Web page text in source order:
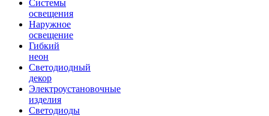
Системы
освещения
Наружное
освещение
Гибкий
неон
Светодиодный
декор
Электроустановочные
изделия
Светодиоды